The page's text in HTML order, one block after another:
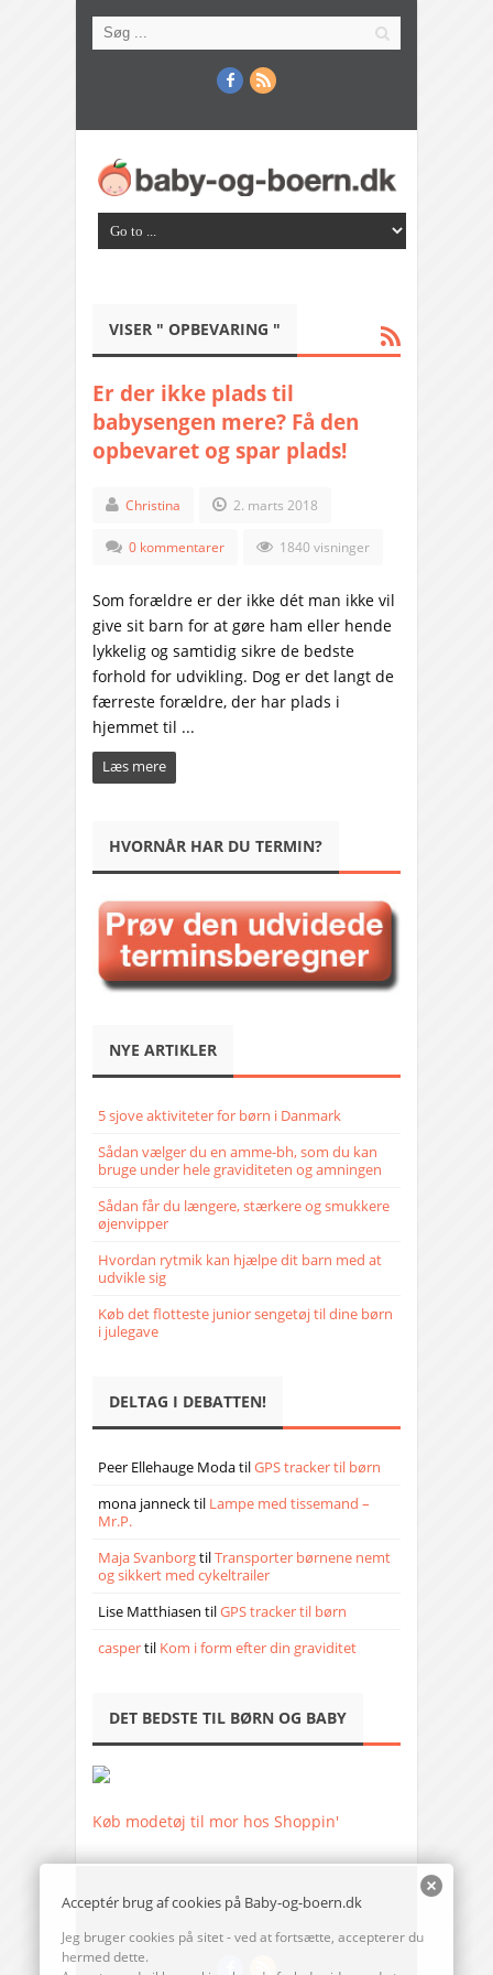
VISER " OPBEVARING "
Er der ikke plads til
babysengen mere? Få den
opbevaret og spar plads!
Christina 2. marts 2018
0 kommentarer 1840 visninger
Som forældre er der ikke dét man ikke vil
give sit barn for at gøre ham eller hende
lykkelig og samtidig sikre de bedste
forhold for udvikling. Dog er det langt de
færreste forældre, der har plads i
hjemmet til ...
Læs mere
HVORNÅR HAR DU TERMIN?
NYE ARTIKLER
5 sjove aktiviteter for børn i Danmark
Sådan vælger du en amme-bh, som du kan
bruge under hele graviditeten og amningen
Sådan får du længere, stærkere og smukkere
øjenvipper
Hvordan rytmik kan hjælpe dit barn med at
udvikle sig
Køb det flotteste junior sengetøj til dine børn
i julegave
DELTAG I DEBATTEN!
Peer Ellehauge ModatilGPS tracker til børn
mona jannecktil Lampe med tissemand –
Mr.P.
Maja SvanborgtilTransporter børnene nemt
og sikkert med cykeltrailer
Lise Matthiasen tilGPS tracker til børn
caspertil Kom i form efter din graviditet
DET BEDSTE TIL BØRN OG BABY
Køb modetøj til mor hos Shoppin'
Acceptér brug af cookies på Baby-og-boern.dk
Jeg bruger cookies på sitet - ved at fortsætte, accepterer du
hermed dette.